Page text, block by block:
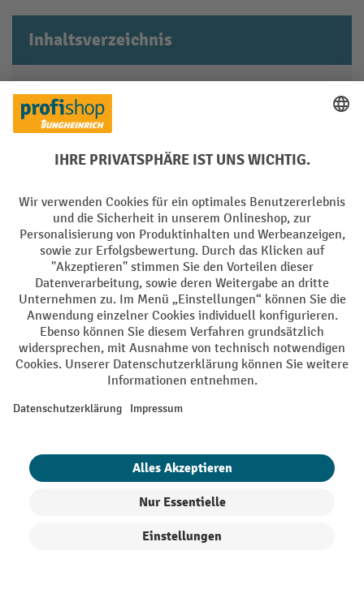
Inhaltsverzeichnis
So wählen Sie einen passenden
Transportwagen im Shop aus
Transportwagen nach Typ kaufen
passend zum Untergrund auswählen
FAQ zu Transportwagen
Unsere Transportwagenerleichtern den Materialtransport
im Betriebund steigern die Effizienz im Arbeitsalltag, da sie
hohe Lasten – je nach Modell von 100 kg bis 3500 kg – mit
deutlich weniger Kraftaufwand bewegen und so
Mitarbeitende körperlich entlasten.
nur mit Einschränkungen möglich ist: vor allem
in engen
Räumen und Gängenin Bürogebäuden, Lagerhallen,
oder bei niedriger Bodenbelastbarkeit